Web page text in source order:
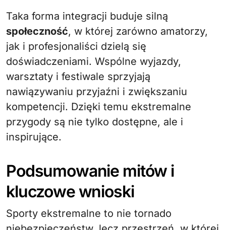
Taka forma integracji buduje silną
społeczność, w której zarówno amatorzy,
jak i profesjonaliści dzielą się
doświadczeniami. Wspólne wyjazdy,
warsztaty i festiwale sprzyjają
nawiązywaniu przyjaźni i zwiększaniu
kompetencji. Dzięki temu ekstremalne
przygody są nie tylko dostępne, ale i
inspirujące.
Podsumowanie mitów i
kluczowe wnioski
Sporty ekstremalne to nie tornado